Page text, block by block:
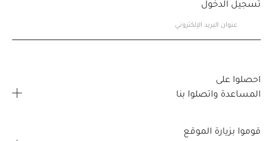
تسجيل الدخول
احصلوا على
المساعدة واتصلوا بنا
قوموا بزيارة الموقع